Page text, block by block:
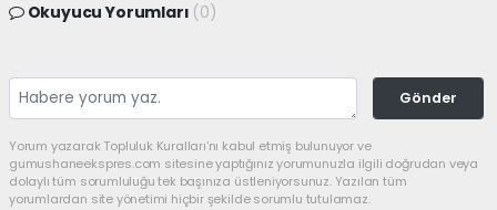
Okuyucu Yorumları (0)
Gönder
Yorum yazarak Topluluk Kuralları’nı kabul etmiş bulunuyor ve
gumushaneekspres.com sitesine yaptığınız yorumunuzla ilgili doğrudan veya
dolaylı tüm sorumluluğu tek başınıza üstleniyorsunuz. Yazılan tüm
yorumlardan site yönetimi hiçbir şekilde sorumlu tutulamaz.